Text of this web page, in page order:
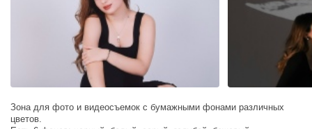
Зона для фото и видеосъемок с бумажными фонами различных
цветов.